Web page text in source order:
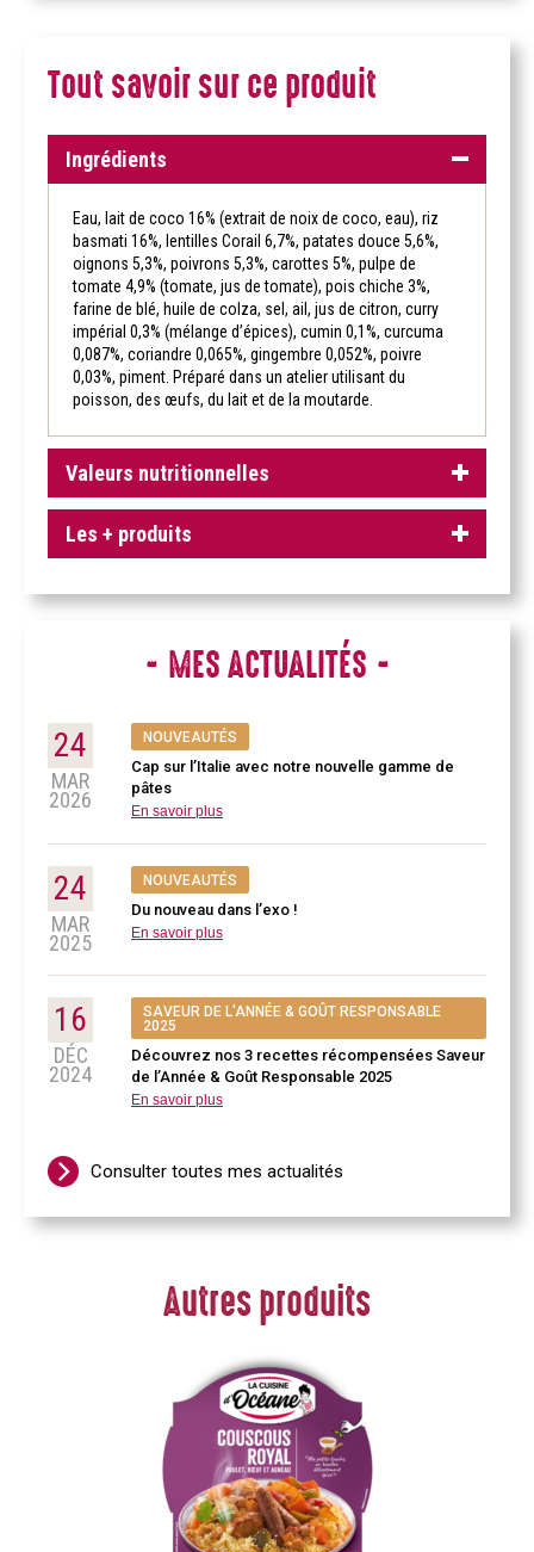
Tout savoir sur ce produit
Ingrédients
Eau, lait de coco 16% (extrait de noix de coco, eau), riz
basmati 16%, lentilles Corail 6,7%, patates douce 5,6%,
oignons 5,3%, poivrons 5,3%, carottes 5%, pulpe de
tomate 4,9% (tomate, jus de tomate), pois chiche 3%,
farine de blé, huile de colza, sel, ail, jus de citron, curry
impérial 0,3% (mélange d’épices), cumin 0,1%, curcuma
0,087%, coriandre 0,065%, gingembre 0,052%, poivre
0,03%, piment. Préparé dans un atelier utilisant du
poisson, des œufs, du lait et de la moutarde.
Valeurs nutritionnelles
Les + produits
MES ACTUALITÉS
24
MAR
2026
NOUVEAUTÉS
Cap sur l’Italie avec notre nouvelle gamme de
pâtes
En savoir plus
24
MAR
2025
NOUVEAUTÉS
Du nouveau dans l’exo !
En savoir plus
16
DÉC
2024
SAVEUR DE L'ANNÉE & GOÛT RESPONSABLE
2025
Découvrez nos 3 recettes récompensées Saveur
de l’Année & Goût Responsable 2025
En savoir plus
Consulter toutes mes actualités
Autres produits